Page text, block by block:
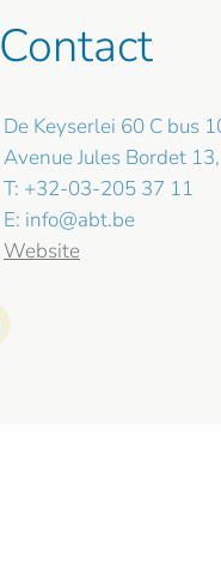
Contact
De Keyserlei 60 C bus
Avenue Jules Bordet
T: +32-03-205 37 11
E: info@abt.be
Website